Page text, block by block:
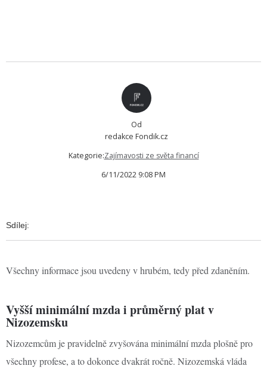
Od
redakce Fondik.cz
Kategorie:Zajímavosti ze světa financí
6/11/2022 9:08 PM
Sdílej:
Všechny informace jsou uvedeny v hrubém, tedy před zdaněním.
Vyšší minimální mzda i průměrný plat v
Nizozemsku
Nizozemcům je pravidelně zvyšována minimální mzda plošně pro
všechny profese, a to dokonce dvakrát ročně. Nizozemská vláda